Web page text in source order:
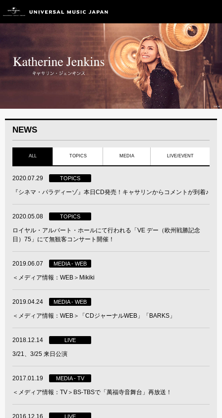
NEWS
ALL TOPICS MEDIA LIVE/EVENT
2020.07.29 TOPICS
『シネマ・パラディーゾ』本日CD発売！キャサリンからコメントが到着♪
2020.05.08 TOPICS
ロイヤル・アルバート・ホールにて行われる「VE デー（欧州戦勝記念
日）75」にて無観客コンサート開催！
2019.06.07 MEDIA - WEB
＜メディア情報：WEB＞Mikiki
2019.04.24 MEDIA - WEB
＜メディア情報：WEB＞「CDジャーナルWEB」「BARKS」
2018.12.14 LIVE
3/21、3/25 来日公演
2017.01.19 MEDIA - TV
＜メディア情報：TV＞BS-TBSで「萬福寺音舞台」再放送！
2016.12.16 LIVE